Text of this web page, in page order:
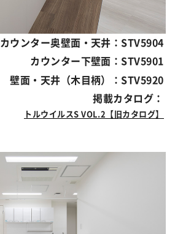
カウンター奥壁面・天井：STV5904
カウンター下壁面：STV5901
壁面・天井（木目柄）：STV5920
掲載カタログ：
トルウイルスS VOL.2【旧カタログ】